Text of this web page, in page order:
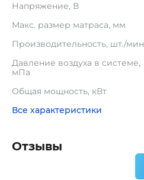
Напряжение, В
Макс. размер матраса, мм
Производительность, шт./мин
Давление воздуха в системе,
мПа
Общая мощность, кВт
Все характеристики
Отзывы